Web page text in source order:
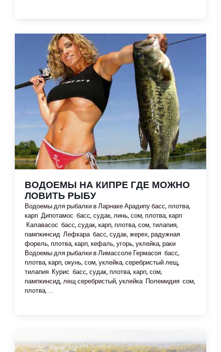
ВОДОЕМЫ НА КИПРЕ ГДЕ МОЖНО
ЛОВИТЬ РЫБУ
Водоемы для рыбалки в Ларнаке Арадипу басс, плотва,
карп Дипотамос басс, судак, линь, сом, плотва, карп
Калавасос басс, судак, карп, плотва, сом, тилапия,
пампкинсид Лефкара басс, судак, жерех, радужная
форель, плотва, карп, кефаль, угорь, уклейка, раки
Водоемы для рыбалки в Лимассоле Гермасоя басс,
плотва, карп, окунь, сом, уклейка, серебристый лещ,
тилапия Курис басс, судак, плотва, карп, сом,
пампкинсид, лещ серебристый, уклейка Полемидия сом,
плотва, ...